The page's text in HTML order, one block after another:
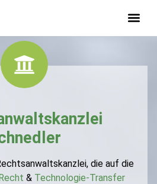
die auf die
& Technologie-Transfer